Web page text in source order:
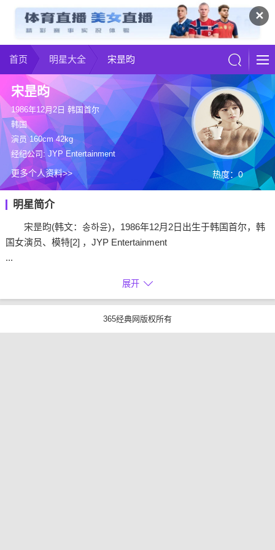
✕
首页 明星大全 宋昰昀
热度：0
宋昰昀
1986年12月2日 韩国首尔
韩国
演员 160cm 42kg
经纪公司: JYP Entertainment
更多个人资料>>
明星简介
宋昰昀(韩文：송하윤)，1986年12月2日出生于韩国首尔，韩
国女演员、模特[2] ，JYP Entertainment
...
展开
365经典网版权所有